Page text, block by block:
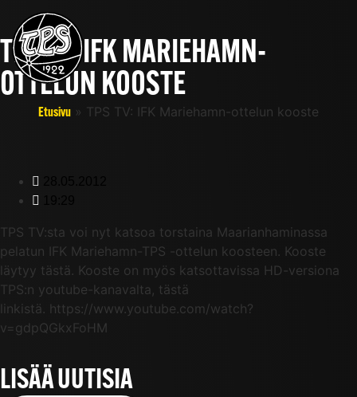
TPS TV: IFK MARIEHAMN-
OTTELUN KOOSTE
Etusivu » TPS TV: IFK Mariehamn-ottelun kooste
TPS TV:sta voi nyt katsoa torstaina Maarianhaminassa
pelatun IFK Mariehamn-TPS -ottelun koosteen. Kooste
läytyy tästä. Kooste on myös katsottavissa HD-versiona
TPS:n youtube-kanavalta, tästä
linkistä. https://www.youtube.com/watch?
v=gdpQGkxFoHM
LISÄÄ UUTISIA